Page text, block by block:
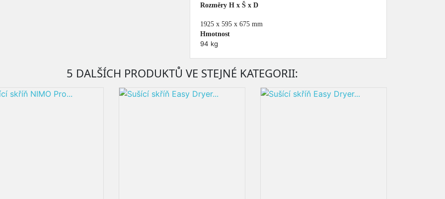
Rozměry H x Š x D
1925 x 595 x 675 mm
Hmotnost
94 kg
5 DALŠÍCH PRODUKTŮ VE STEJNÉ KATEGORII: